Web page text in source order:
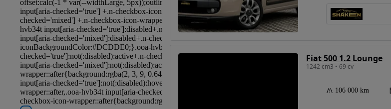
financiamento
Fiat 500 1.2 Lounge
1242 cm3 • 69 cv
106 000 km